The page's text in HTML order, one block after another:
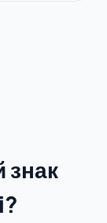
знак